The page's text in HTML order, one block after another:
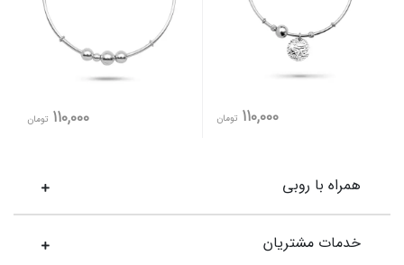
110,000 تومان 110,000 تومان
همراه با روبی
خدمات مشتریان